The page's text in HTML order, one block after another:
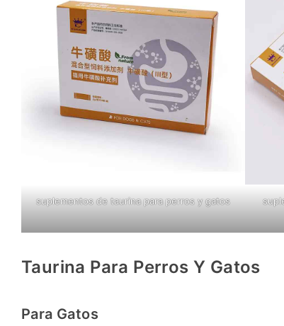
suplementos de taurina para perros y gatos
Taurina Para Perros Y Gatos
Para Gatos